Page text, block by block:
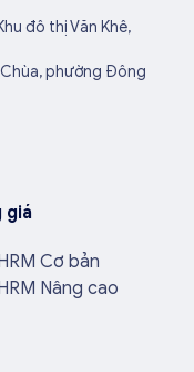
đô thị Văn Khê,
phường Đông
giá
Cơ bản
Nâng cao